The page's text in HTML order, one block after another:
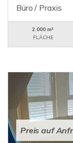
Büro / Praxis
2.000 m²
FLÄCHE
Preis auf